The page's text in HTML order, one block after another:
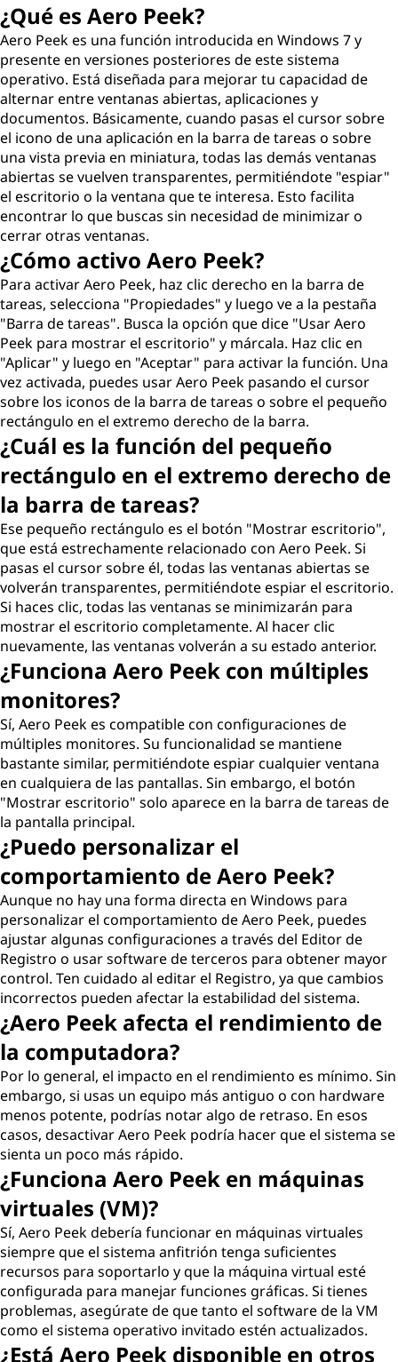
¿Qué es Aero Peek?
Aero Peek es una función introducida en Windows 7 y
presente en versiones posteriores de este sistema
operativo. Está diseñada para mejorar tu capacidad de
alternar entre ventanas abiertas, aplicaciones y
documentos. Básicamente, cuando pasas el cursor sobre
el icono de una aplicación en la barra de tareas o sobre
una vista previa en miniatura, todas las demás ventanas
abiertas se vuelven transparentes, permitiéndote "espiar"
el escritorio o la ventana que te interesa. Esto facilita
encontrar lo que buscas sin necesidad de minimizar o
cerrar otras ventanas.
¿Cómo activo Aero Peek?
Para activar Aero Peek, haz clic derecho en la barra de
tareas, selecciona "Propiedades" y luego ve a la pestaña
"Barra de tareas". Busca la opción que dice "Usar Aero
Peek para mostrar el escritorio" y márcala. Haz clic en
"Aplicar" y luego en "Aceptar" para activar la función. Una
vez activada, puedes usar Aero Peek pasando el cursor
sobre los iconos de la barra de tareas o sobre el pequeño
rectángulo en el extremo derecho de la barra.
¿Cuál es la función del pequeño
rectángulo en el extremo derecho de
la barra de tareas?
Ese pequeño rectángulo es el botón "Mostrar escritorio",
que está estrechamente relacionado con Aero Peek. Si
pasas el cursor sobre él, todas las ventanas abiertas se
volverán transparentes, permitiéndote espiar el escritorio.
Si haces clic, todas las ventanas se minimizarán para
mostrar el escritorio completamente. Al hacer clic
nuevamente, las ventanas volverán a su estado anterior.
¿Funciona Aero Peek con múltiples
monitores?
Sí, Aero Peek es compatible con configuraciones de
múltiples monitores. Su funcionalidad se mantiene
bastante similar, permitiéndote espiar cualquier ventana
en cualquiera de las pantallas. Sin embargo, el botón
"Mostrar escritorio" solo aparece en la barra de tareas de
la pantalla principal.
¿Puedo personalizar el
comportamiento de Aero Peek?
Aunque no hay una forma directa en Windows para
personalizar el comportamiento de Aero Peek, puedes
ajustar algunas configuraciones a través del Editor de
Registro o usar software de terceros para obtener mayor
control. Ten cuidado al editar el Registro, ya que cambios
incorrectos pueden afectar la estabilidad del sistema.
¿Aero Peek afecta el rendimiento de
la computadora?
Por lo general, el impacto en el rendimiento es mínimo. Sin
embargo, si usas un equipo más antiguo o con hardware
menos potente, podrías notar algo de retraso. En esos
casos, desactivar Aero Peek podría hacer que el sistema se
sienta un poco más rápido.
¿Funciona Aero Peek en máquinas
virtuales (VM)?
Sí, Aero Peek debería funcionar en máquinas virtuales
siempre que el sistema anfitrión tenga suficientes
recursos para soportarlo y que la máquina virtual esté
configurada para manejar funciones gráficas. Si tienes
problemas, asegúrate de que tanto el software de la VM
como el sistema operativo invitado estén actualizados.
¿Está Aero Peek disponible en otros